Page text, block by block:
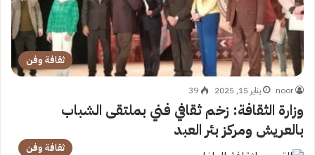
ثقافة وفن
noor يناير 15, 2025 39
وزارة الثقافة: زخم ثقافي فني بملتقى الشباب
بالعريش ومركز بئر العبد
ثقافة وفن